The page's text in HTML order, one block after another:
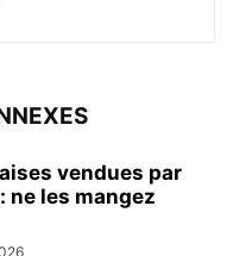
vendues par
ne les mangez